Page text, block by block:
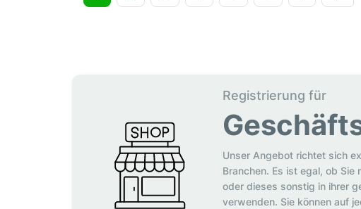
Registrierung für
Unser Angebot richtet sich
Branchen. Es ist egal, ob Sie
oder dieses sonstig in ihrer
verwenden. Sie können auf